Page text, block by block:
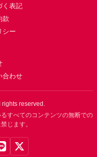
く表記
款
シー
合わせ
rights reserved.
すべてのコンテンツの無断での
じます。
LINEX